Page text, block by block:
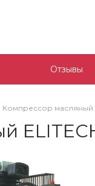
Отзывы
Компрессор масляный